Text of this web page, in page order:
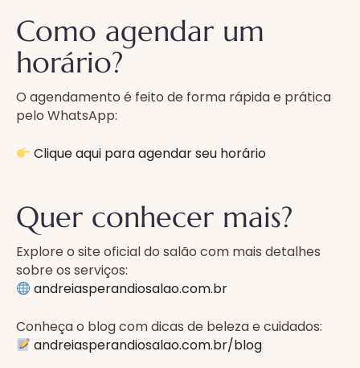
Como agendar um
horário?
O agendamento é feito de forma rápida e prática
pelo WhatsApp:
Clique aqui para agendar seu horário
Quer conhecer mais?
Explore o site oficial do salão com mais detalhes
sobre os serviços:
andreiasperandiosalao.com.br
Conheça o blog com dicas de beleza e cuidados:
andreiasperandiosalao.com.br/blog